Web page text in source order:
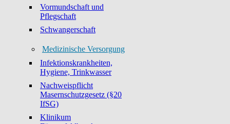
Vormundschaft und
Pflegschaft
Schwangerschaft
Medizinische Versorgung
Infektionskrankheiten,
Hygiene, Trinkwasser
Nachweispflicht
Masernschutzgesetz (§20
IfSG)
Klinikum